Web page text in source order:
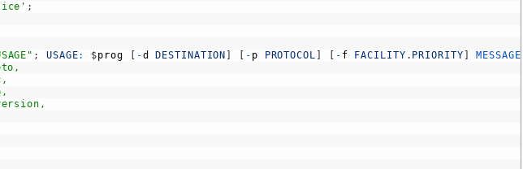
;
; USAGE: $prog -d DESTINATION - p PROTOCOL - f FACILITY . PRIORITY MESSAGE